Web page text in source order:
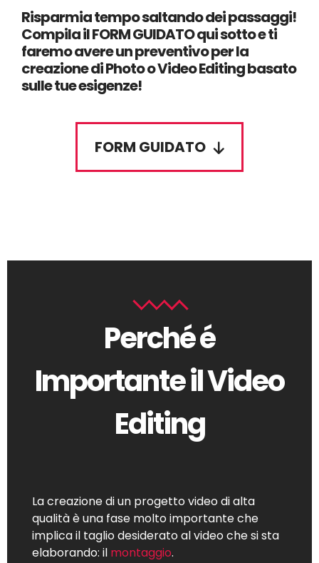
Risparmia tempo saltando dei passaggi!
Compila il FORM GUIDATO qui sotto e ti
faremo avere un preventivo per la
creazione di Photo o Video Editing basato
sulle tue esigenze!
FORM GUIDATO
Perché é
Importante il Video
Editing
La creazione di un progetto video di alta
qualità è una fase molto importante che
implica il taglio desiderato al video che si sta
elaborando: il montaggio.